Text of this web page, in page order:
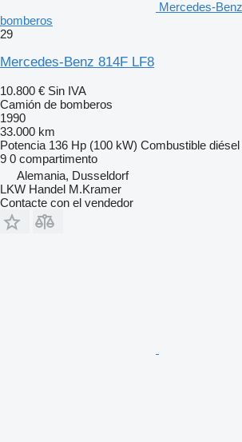
Mercedes-
bomberos
29
Mercedes-Benz 814F LF8
10.800 € Sin IVA
Camión de bomberos
1990
33.000 km
Potencia 136 Hp (100 kW) Combustible diésel
9 0 compartimento
Alemania, Dusseldorf
LKW Handel M.Kramer
Contacte con el vendedor